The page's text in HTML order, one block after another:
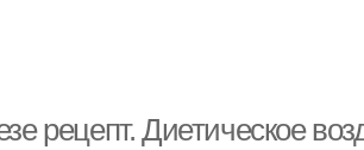
рецепт. Диетическое